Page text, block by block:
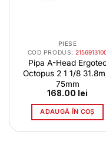
PIESE
COD PRODUS:
Pipa A-Head Ergotec
Octopus 2 1 1/8
75mm
168.00 lei
ADAUGĂ ÎN COȘ